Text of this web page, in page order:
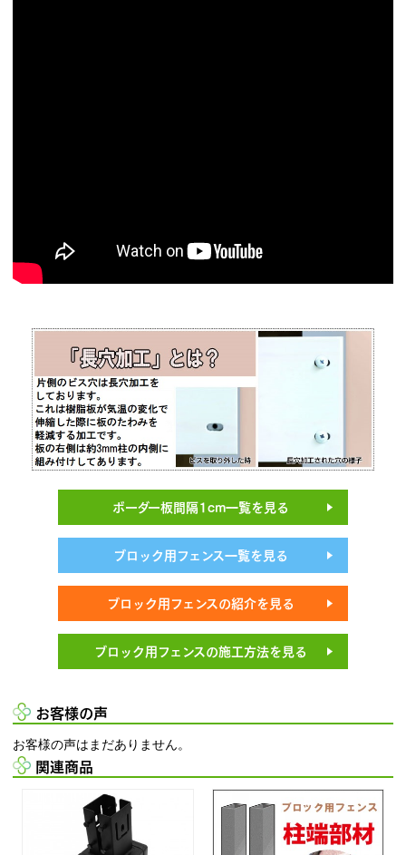
ボーダー板間隔1cm一覧を見る
ブロック用フェンス一覧を見る
ブロック用フェンスの紹介を見る
ブロック用フェンスの施工方法を見る
お客様の声
お客様の声はまだありません。
関連商品